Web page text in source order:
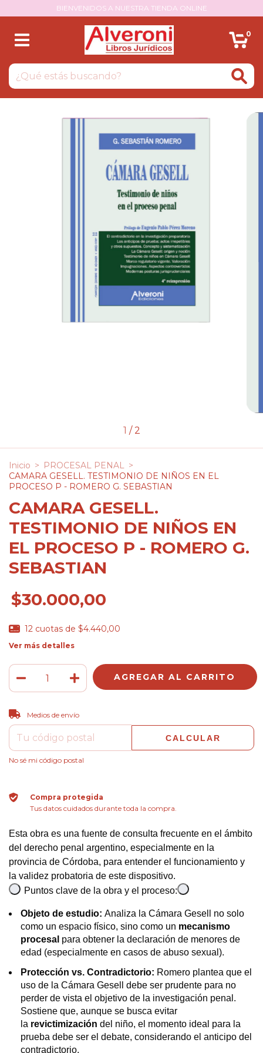
BIENVENIDOS A NUESTRA TIENDA ONLINE
0
1 /2
Inicio > PROCESAL PENAL >
CAMARA GESELL. TESTIMONIO DE NIÑOS EN EL
PROCESO P - ROMERO G. SEBASTIAN
CAMARA GESELL.
TESTIMONIO DE NIÑOS EN
EL PROCESO P - ROMERO G.
SEBASTIAN
$30.000,00
12 cuotas de $4.440,00
Ver más detalles
Entregas para el CP:
Medios de envío
CALCULAR
No sé mi código postal
Compra protegida
Tus datos cuidados durante toda la compra.
Esta obra es una fuente de consulta frecuente en el ámbito
del derecho penal argentino, especialmente en la
provincia de Córdoba, para entender el funcionamiento y
la validez probatoria de este dispositivo.
Puntos clave de la obra y el proceso:
Objeto de estudio: Analiza la Cámara Gesell no solo
como un espacio físico, sino como un mecanismo
procesal para obtener la declaración de menores de
edad (especialmente en casos de abuso sexual).
Protección vs. Contradictorio: Romero plantea que el
uso de la Cámara Gesell debe ser prudente para no
perder de vista el objetivo de la investigación penal.
Sostiene que, aunque se busca evitar
la revictimización del niño, el momento ideal para la
prueba debe ser el debate, considerando el anticipo del
contradictorio.